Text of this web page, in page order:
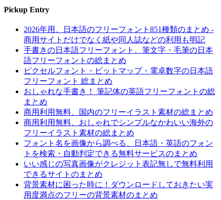
Pickup Entry
2026年用、日本語のフリーフォント851種類のまとめ -
商用サイトだけでなく紙や同人誌などの利用も明記
手書きの日本語フリーフォント、筆文字・毛筆の日本
語フリーフォントの総まとめ
ピクセルフォント・ビットマップ・電卓数字の日本語
フリーフォント 総まとめ
おしゃれな手書き！ 筆記体の英語フリーフォントの総
まとめ
商用利用無料、国内のフリーイラスト素材の総まとめ
商用利用無料、おしゃれでシンプルなかわいい海外の
フリーイラスト素材の総まとめ
フォント名を画像から調べる、日本語・英語のフォン
トを検索・自動判定できる無料サービスのまとめ
いい感じの写真画像がクレジット表記無しで無料利用
できるサイトのまとめ
背景素材に困った時に！ダウンロードしておきたい実
用度満点のフリーの背景素材のまとめ